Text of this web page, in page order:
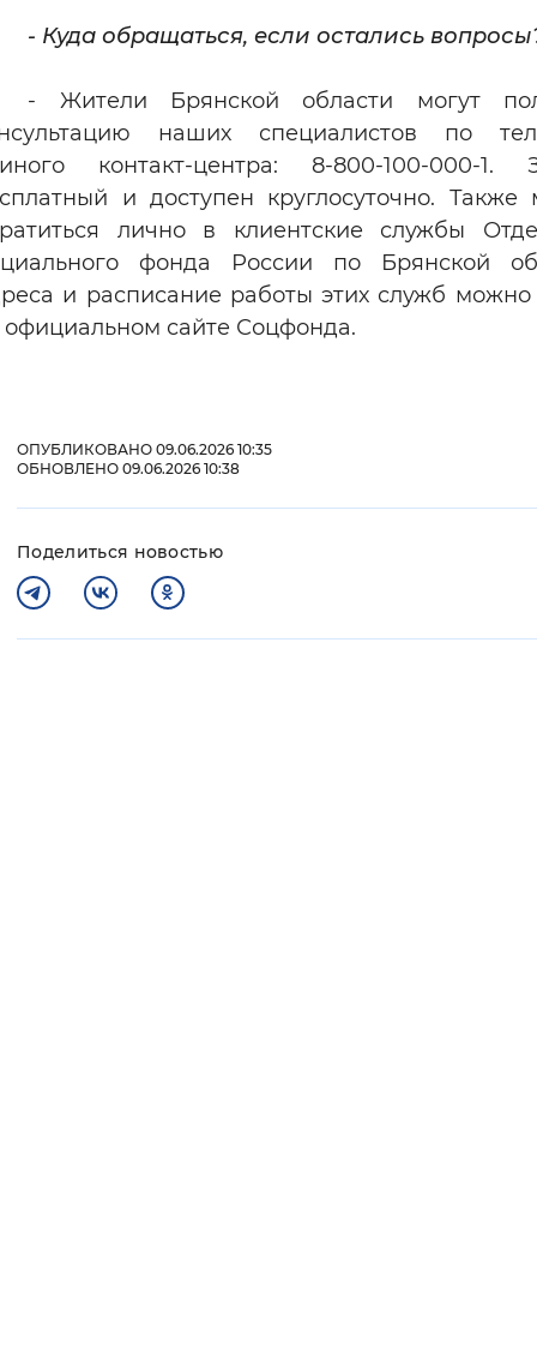
- Куда обращаться, если остались
- Жители Брянской области могут
наших специалистов по
контакт‑центра: 8‑800‑100‑000‑1.
и доступен круглосуточно. Также
лично в клиентские службы
фонда России по Брянской
и расписание работы этих служб можно
официальном сайте Соцфонда.
ОПУБЛИКОВАНО 09.06.2026 10:35
ОБНОВЛЕНО 09.06.2026 10:38
Поделиться новостью